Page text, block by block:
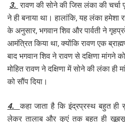
3. रावण की सोने की जिस लंका की चर्चा
ने ही बनाया था। हालांकि, यह लंका हमेशा
के अनुसार, भगवान शिव और पार्वती ने
आमंत्रित किया था, क्योंकि रावण एक
बाद भगवान शिव ने रावण से दक्षिणा मांगने
मोहित रावण ने दक्षिणा में सोने की लंका ही
को सौंप दिया।
4.कहा जाता है कि इंद्रप्रस्थ बहुत
लेकर तालाब और कुएं तक बहुत ही